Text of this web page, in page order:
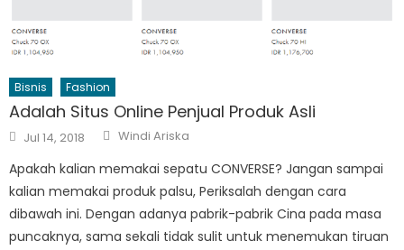
Bisnis Fashion
Adalah Situs Online Penjual Produk Asli
Posted
on
Jul 14, 2018 Author
Windi Ariska
Apakah kalian memakai sepatu CONVERSE? Jangan sampai
kalian memakai produk palsu, Periksalah dengan cara
dibawah ini. Dengan adanya pabrik-pabrik Cina pada masa
puncaknya, sama sekali tidak sulit untuk menemukan tiruan